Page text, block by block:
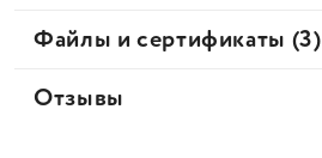
Файлы и сертификаты (3)
Отзывы